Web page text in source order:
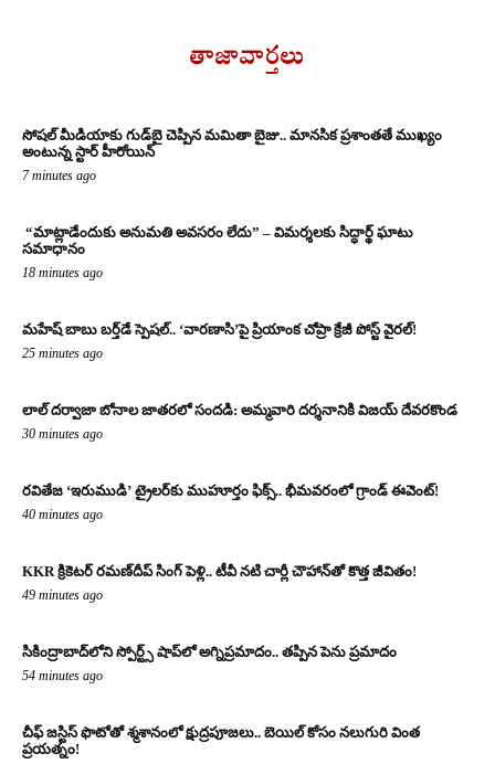
తాజావార్తలు
సోషల్ మీడియాకు గుడ్‌బై చెప్పిన మమితా బైజు.. మానసిక ప్రశాంతతే ముఖ్యం
అంటున్న స్టార్ హీరోయిన్
7 minutes ago
“మాట్లాడేందుకు అనుమతి అవసరం లేదు” – విమర్శలకు సిద్ధార్థ్ ఘాటు
సమాధానం
18 minutes ago
మహేష్ బాబు బర్త్‌డే స్పెషల్.. ‘వారణాసి’పై ప్రియాంక చోప్రా క్రేజీ పోస్ట్ వైరల్!
25 minutes ago
లాల్ దర్వాజా బోనాల జాతరలో సందడి: అమ్మవారి దర్శనానికి విజయ్ దేవరకొండ
30 minutes ago
రవితేజ ‘ఇరుముడి’ ట్రైలర్‌కు ముహూర్తం ఫిక్స్.. భీమవరంలో గ్రాండ్ ఈవెంట్!
40 minutes ago
KKR క్రికెటర్ రమణ్‌దీప్ సింగ్ పెళ్లి.. టీవీ నటి చార్లీ చౌహాన్‌తో కొత్త జీవితం!
49 minutes ago
సికింద్రాబాద్‌లోని స్పోర్ట్స్ షాప్‌లో అగ్నిప్రమాదం.. తప్పిన పెను ప్రమాదం
54 minutes ago
చీఫ్ జస్టిస్ ఫొటోతో శ్మశానంలో క్షుద్రపూజలు.. బెయిల్ కోసం నలుగురి వింత
ప్రయత్నం!